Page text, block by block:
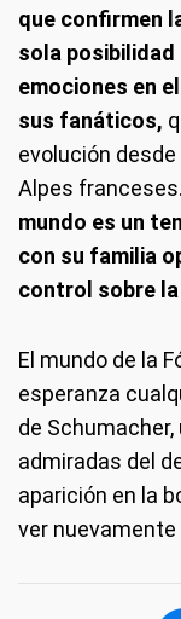
que confirmen
sola
emociones en
sus fanáticos,
evolución
Alpes franceses.
mundo es un
con su familia
control sobre
El mundo de la
esperanza
de
admiradas del
aparición en la
ver